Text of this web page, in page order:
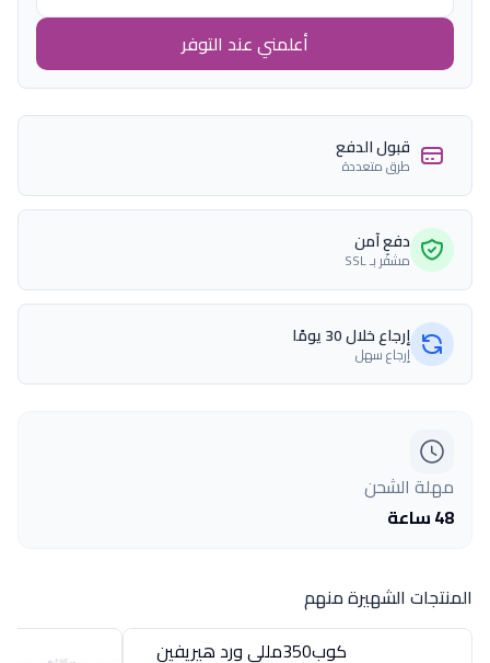
أعلمني عند التوفر
قبول الدفع
طرق متعددة
دفع آمن
مشفّر بـ SSL
إرجاع خلال 30 يومًا
إرجاع سهل
مهلة الشحن
48 ساعة
المنتجات الشهيرة منهم
كوب350مللى ورد هيريفين